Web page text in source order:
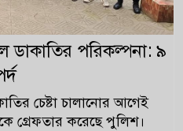
ডাকাতির পরিকল্পনা: ৯
চেষ্টা চালানোর আগেই
গ্রেফতার করেছে পুলিশ।